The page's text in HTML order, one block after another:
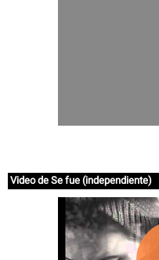
Video de Se fue (independiente)